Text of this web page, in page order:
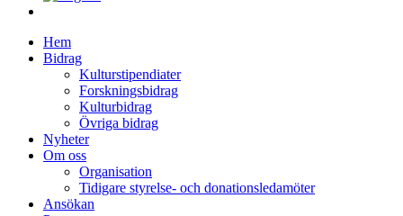
Hem
Bidrag
Kulturstipendiater
Forskningsbidrag
Kulturbidrag
Övriga bidrag
Nyheter
Om oss
Organisation
Tidigare styrelse- och donationsledamöter
Ansökan